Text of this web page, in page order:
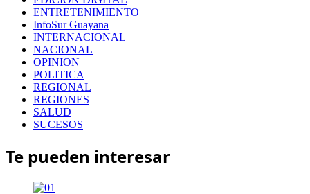
ENTRETENIMIENTO
InfoSur Guayana
INTERNACIONAL
NACIONAL
OPINION
POLITICA
REGIONAL
REGIONES
SALUD
SUCESOS
Te pueden interesar